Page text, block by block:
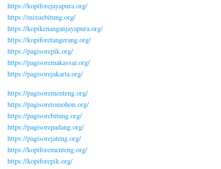
https://kopiforejayapura.org/
https://mixuebitung.org/
https://kopikenanganjayapura.org/
https://kopiforetangerang.org/
https://pagisorepik.org/
https://pagisoremakassar.org/
https://pagisorejakarta.org/
https://pagisorementeng.org/
https://pagisoretomohon.org/
https://pagisorebitung.org/
https://pagisorepadang.org/
https://pagisorejateng.org/
https://kopiforementeng.org/
https://kopiforepik.org/